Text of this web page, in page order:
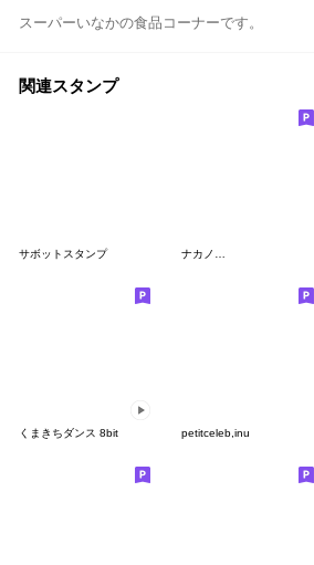
スーパーいなかの食品コーナーです。
関連スタンプ
サボットスタンプ ナカノ…
くまきちダンス 8bit petitceleb,inu